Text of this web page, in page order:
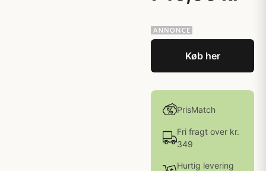
Køb her
PrisMatch
Fri fragt over kr.
349
Hurtig levering